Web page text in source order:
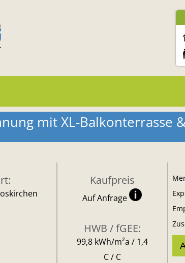
mit XL-Balkonterrasse
Kaufpreis
Auf Anfrage
HWB / fGEE:
99,8 kWh/m²a / 1,4
C / C